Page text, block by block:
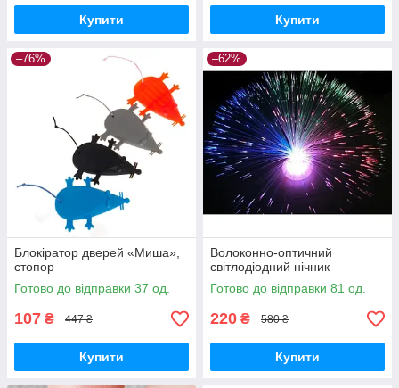
Купити Купити
–76%
Блокіратор дверей «Миша»,
стопор
Готово до відправки 37 од.
107 ₴ 447 ₴
Купити
–62%
Волоконно-оптичний
світлодіодний нічник
Готово до відправки 81 од.
220 ₴ 580 ₴
Купити